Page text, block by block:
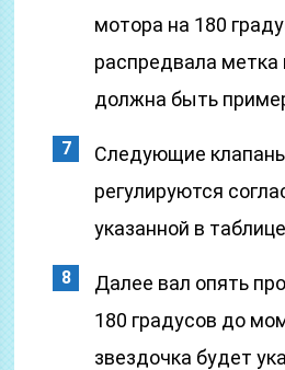
мотора на 180
распредвала метка
должна быть
Следующие
регулируются
указанной в
Далее вал опять
180 градусов до
звездочка будет